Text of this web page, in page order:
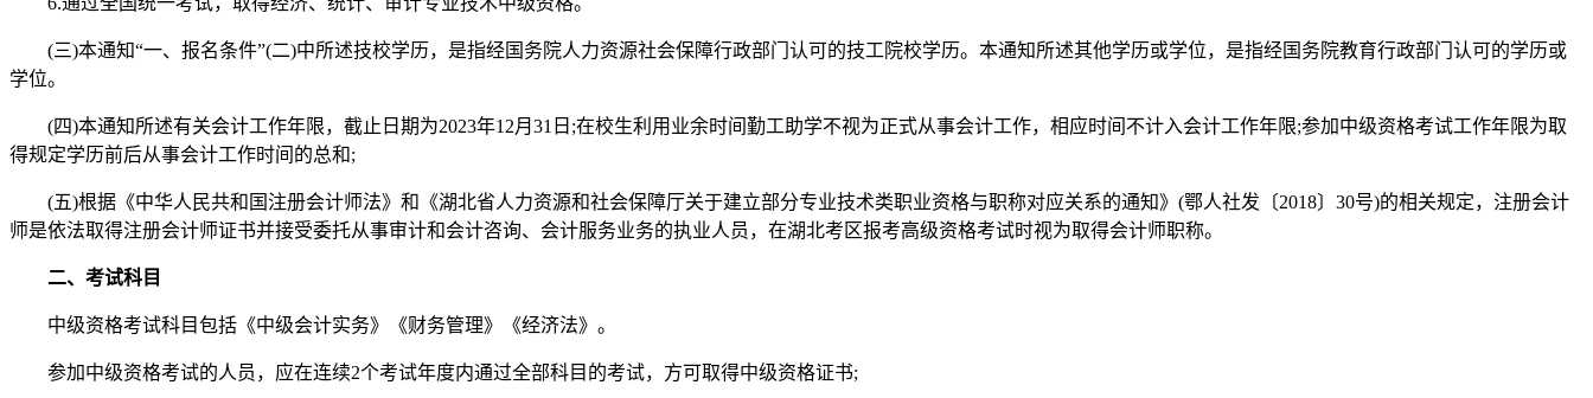
(三)本通知“一、报名条件”(二)中所述技校学历，是指经国务院人力资源社会保障行政部门认可的技工院校学历。本通知所述其他学历或学位，是指经国务院教育行政部门认可的学历或
学位。
(四)本通知所述有关会计工作年限，截止日期为2023年12月31日;在校生利用业余时间勤工助学不视为正式从事会计工作，相应时间不计入会计工作年限;参加中级资格考试工作年限为取
得规定学历前后从事会计工作时间的总和;
(五)根据《中华人民共和国注册会计师法》和《湖北省人力资源和社会保障厅关于建立部分专业技术类职业资格与职称对应关系的通知》(鄂人社发〔2018〕30号)的相关规定，注册会计
师是依法取得注册会计师证书并接受委托从事审计和会计咨询、会计服务业务的执业人员，在湖北考区报考高级资格考试时视为取得会计师职称。
二、考试科目
中级资格考试科目包括《中级会计实务》《财务管理》《经济法》。
参加中级资格考试的人员，应在连续2个考试年度内通过全部科目的考试，方可取得中级资格证书;